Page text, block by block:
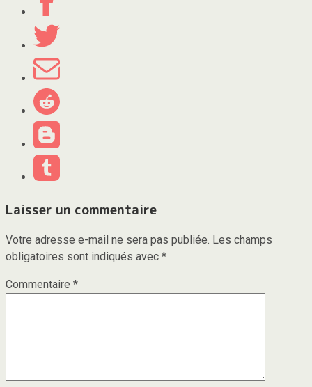
Laisser un commentaire
Votre adresse e-mail ne sera pas publiée. Les champs
obligatoires sont indiqués avec *
Commentaire *